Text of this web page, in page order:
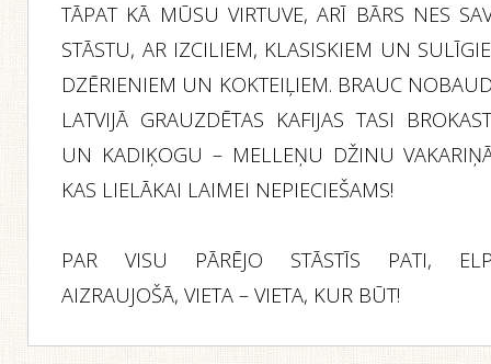
TĀPAT KĀ MŪSU VIRTUVE, ARĪ BĀRS NES
STĀSTU, AR IZCILIEM, KLASISKIEM UN
DZĒRIENIEM UN KOKTEIĻIEM. BRAUC
LATVIJĀ GRAUZDĒTAS KAFIJAS TASI
UN KADIĶOGU – MELLEŅU DŽINU
KAS LIELĀKAI LAIMEI NEPIECIEŠAMS!
PAR VISU PĀRĒJO STĀSTĪS PATI,
AIZRAUJOŠĀ, VIETA – VIETA, KUR BŪT!